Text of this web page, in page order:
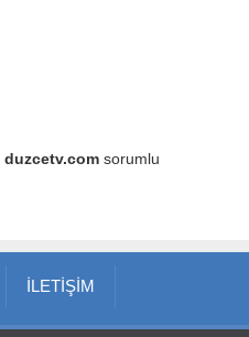
duzcetv.com sorumlu
İLETİŞİM